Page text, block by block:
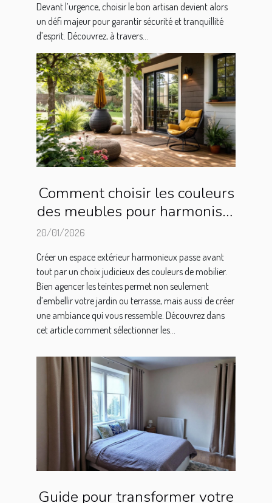
Devant l’urgence, choisir le bon artisan devient alors
un défi majeur pour garantir sécurité et tranquillité
d’esprit. Découvrez, à travers...
Comment choisir les couleurs
des meubles pour harmoniser
votre espace extérieur ?
20/01/2026
Créer un espace extérieur harmonieux passe avant
tout par un choix judicieux des couleurs de mobilier.
Bien agencer les teintes permet non seulement
d’embellir votre jardin ou terrasse, mais aussi de créer
une ambiance qui vous ressemble. Découvrez dans
cet article comment sélectionner les...
Guide pour transformer votre